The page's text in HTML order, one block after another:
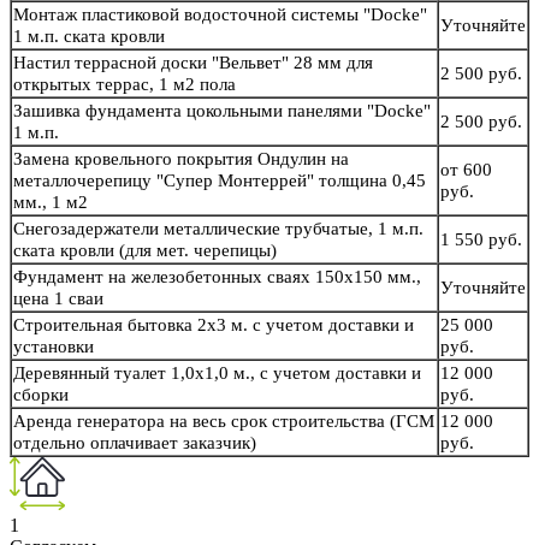
Монтаж пластиковой водосточной системы "Docke"
1 м.п. ската кровли
Уточняйте
Настил террасной доски "Вельвет" 28 мм для
открытых террас, 1 м2 пола
2 500 руб.
Зашивка фундамента цокольными панелями "Docke"
1 м.п.
2 500 руб.
Замена кровельного покрытия Ондулин на
металлочерепицу "Супер Монтеррей" толщина 0,45
мм., 1 м2
от 600
руб.
Снегозадержатели металлические трубчатые, 1 м.п.
ската кровли (для мет. черепицы)
1 550 руб.
Фундамент на железобетонных сваях 150х150 мм.,
цена 1 сваи
Уточняйте
Строительная бытовка 2х3 м. с учетом доставки и
установки
25 000
руб.
Деревянный туалет 1,0х1,0 м., с учетом доставки и
сборки
12 000
руб.
Аренда генератора на весь срок строительства (ГСМ
отдельно оплачивает заказчик)
12 000
руб.
1